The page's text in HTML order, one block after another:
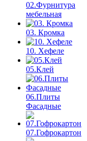
02.Фурнитура
мебельная
03. Кромка
10. Хефеле
05.Клей
06.Плиты
Фасадные
07.Гофрокартон